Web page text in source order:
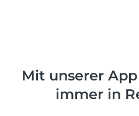
Mit unserer
immer in